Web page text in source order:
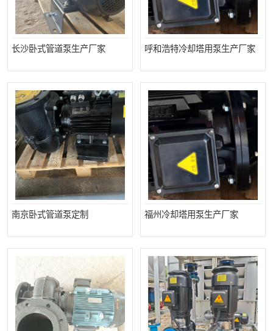
长沙卧式管道泵生产厂家 呼和浩特冷却塔用泵生产厂家
南京卧式管道泵定制 福州冷却塔用泵生产厂家